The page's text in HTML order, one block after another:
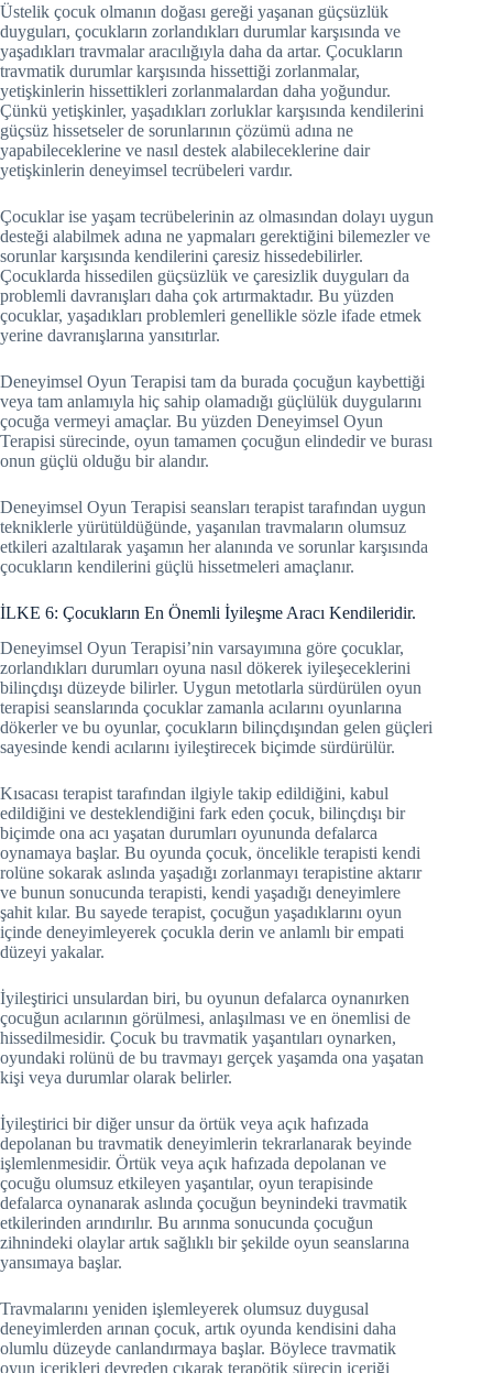
Üstelik çocuk olmanın doğası gereği yaşanan güçsüzlük
duyguları, çocukların zorlandıkları durumlar karşısında ve
yaşadıkları travmalar aracılığıyla daha da artar. Çocukların
travmatik durumlar karşısında hissettiği zorlanmalar,
yetişkinlerin hissettikleri zorlanmalardan daha yoğundur.
Çünkü yetişkinler, yaşadıkları zorluklar karşısında kendilerini
güçsüz hissetseler de sorunlarının çözümü adına ne
yapabileceklerine ve nasıl destek alabileceklerine dair
yetişkinlerin deneyimsel tecrübeleri vardır.
Çocuklar ise yaşam tecrübelerinin az olmasından dolayı uygun
desteği alabilmek adına ne yapmaları gerektiğini bilemezler ve
sorunlar karşısında kendilerini çaresiz hissedebilirler.
Çocuklarda hissedilen güçsüzlük ve çaresizlik duyguları da
problemli davranışları daha çok artırmaktadır. Bu yüzden
çocuklar, yaşadıkları problemleri genellikle sözle ifade etmek
yerine davranışlarına yansıtırlar.
Deneyimsel Oyun Terapisi tam da burada çocuğun kaybettiği
veya tam anlamıyla hiç sahip olamadığı güçlülük duygularını
çocuğa vermeyi amaçlar. Bu yüzden Deneyimsel Oyun
Terapisi sürecinde, oyun tamamen çocuğun elindedir ve burası
onun güçlü olduğu bir alandır.
Deneyimsel Oyun Terapisi seansları terapist tarafından uygun
tekniklerle yürütüldüğünde, yaşanılan travmaların olumsuz
etkileri azaltılarak yaşamın her alanında ve sorunlar karşısında
çocukların kendilerini güçlü hissetmeleri amaçlanır.
İLKE 6: Çocukların En Önemli İyileşme Aracı Kendileridir.
Deneyimsel Oyun Terapisi’nin varsayımına göre çocuklar,
zorlandıkları durumları oyuna nasıl dökerek iyileşeceklerini
bilinçdışı düzeyde bilirler. Uygun metotlarla sürdürülen oyun
terapisi seanslarında çocuklar zamanla acılarını oyunlarına
dökerler ve bu oyunlar, çocukların bilinçdışından gelen güçleri
sayesinde kendi acılarını iyileştirecek biçimde sürdürülür.
Kısacası terapist tarafından ilgiyle takip edildiğini, kabul
edildiğini ve desteklendiğini fark eden çocuk, bilinçdışı bir
biçimde ona acı yaşatan durumları oyununda defalarca
oynamaya başlar. Bu oyunda çocuk, öncelikle terapisti kendi
rolüne sokarak aslında yaşadığı zorlanmayı terapistine aktarır
ve bunun sonucunda terapisti, kendi yaşadığı deneyimlere
şahit kılar. Bu sayede terapist, çocuğun yaşadıklarını oyun
içinde deneyimleyerek çocukla derin ve anlamlı bir empati
düzeyi yakalar.
İyileştirici unsulardan biri, bu oyunun defalarca oynanırken
çocuğun acılarının görülmesi, anlaşılması ve en önemlisi de
hissedilmesidir. Çocuk bu travmatik yaşantıları oynarken,
oyundaki rolünü de bu travmayı gerçek yaşamda ona yaşatan
kişi veya durumlar olarak belirler.
İyileştirici bir diğer unsur da örtük veya açık hafızada
depolanan bu travmatik deneyimlerin tekrarlanarak beyinde
işlemlenmesidir. Örtük veya açık hafızada depolanan ve
çocuğu olumsuz etkileyen yaşantılar, oyun terapisinde
defalarca oynanarak aslında çocuğun beynindeki travmatik
etkilerinden arındırılır. Bu arınma sonucunda çocuğun
zihnindeki olaylar artık sağlıklı bir şekilde oyun seanslarına
yansımaya başlar.
Travmalarını yeniden işlemleyerek olumsuz duygusal
deneyimlerden arınan çocuk, artık oyunda kendisini daha
olumlu düzeyde canlandırmaya başlar. Böylece travmatik
oyun içerikleri devreden çıkarak terapötik sürecin içeriği